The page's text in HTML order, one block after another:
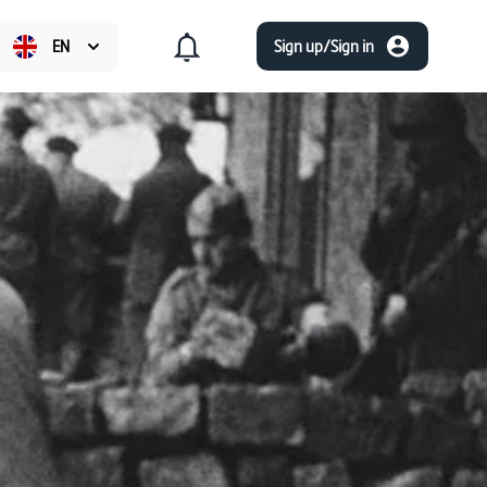
EN Sign up/Sign in